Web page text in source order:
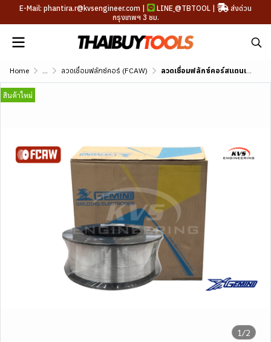
E-Mail: phantira.r@kvsengineer.com | LINE @TBTOOL |
ส่งด่วน
กรุงเทพฯ 3 ชม.
Home ... ลวดเชื่อมฟลักซ์คอร์ (FCAW) ลวดเชื่อมฟลักซ์คอร์สแตนเลส GEMINI 316L AWS A5.22 E316LT1-1/4
1/2
สินค้าใหม่